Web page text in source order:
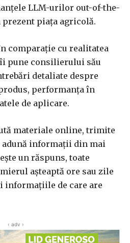
LLM-urilor out-of-the-
prezent piața agricolă.
comparație cu realitatea
pune consilierului său
detaliate despre
performanța în
de aplicare.
materiale online, trimite
adună informații din mai
un răspuns, toate
așteaptă ore sau zile
de care are
‹ adv ›